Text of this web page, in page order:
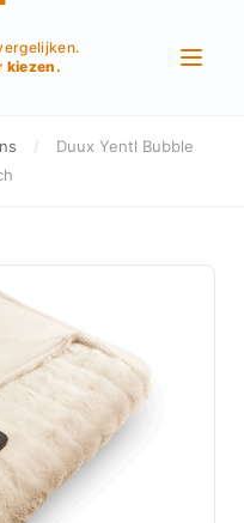
kiezen.
/
Duux Yentl Bubble